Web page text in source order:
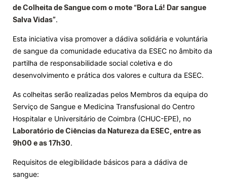
Knowledge Factory
Candidaturas
Elogio / Sugestão / Reclamação Contactos Denúncias
©2026 Instituto Politécnico de Coimbra. Todos os direitos reservados.
de Colheita de Sangue com o mote “Bora Lá! Dar sangue
Salva Vidas”.
Esta iniciativa visa promover a dádiva solidária e voluntária
de sangue da comunidade educativa da ESEC no âmbito da
partilha de responsabilidade social coletiva e do
desenvolvimento e prática dos valores e cultura da ESEC.
As colheitas serão realizadas pelos Membros da equipa do
Serviço de Sangue e Medicina Transfusional do Centro
Hospitalar e Universitário de Coimbra (CHUC-EPE), no
Laboratório de Ciências da Natureza da ESEC, entre as
9h00 e as 17h30.
Requisitos de elegibilidade básicos para a dádiva de
sangue: